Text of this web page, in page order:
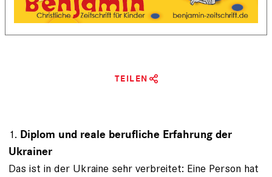
TEILEN
1. Diplom und reale berufliche Erfahrung der
Ukrainer
Das ist in der Ukraine sehr verbreitet: Eine Person hat